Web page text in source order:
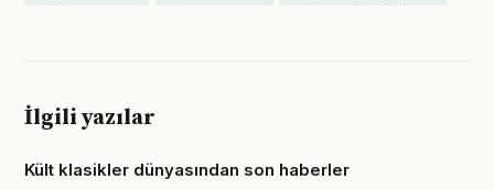
İlgili yazılar
Kült klasikler dünyasından son haberler